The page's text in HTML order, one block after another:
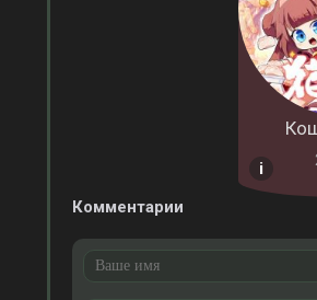
Комментарии